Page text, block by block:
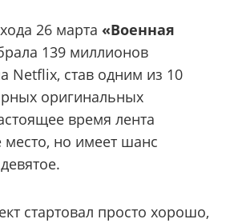
26 марта «Военная
139 миллионов
Netflix, став одним из 10
оригинальных
время лента
место, но имеет шанс
стартовал просто хорошо,